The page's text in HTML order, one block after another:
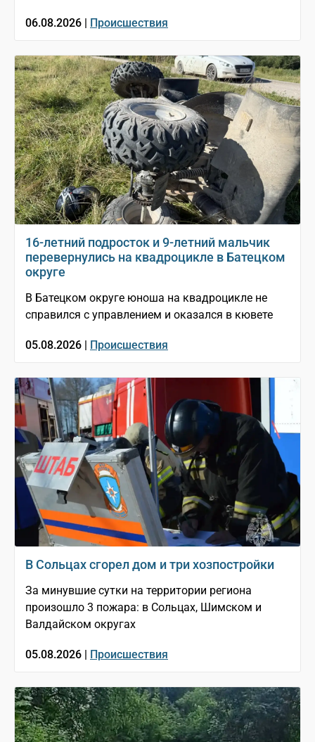
06.08.2026 | Происшествия
16-летний подросток и 9-летний мальчик
перевернулись на квадроцикле в Батецком
округе
В Батецком округе юноша на квадроцикле не
справился с управлением и оказался в кювете
05.08.2026 | Происшествия
В Сольцах сгорел дом и три хозпостройки
За минувшие сутки на территории региона
произошло 3 пожара: в Сольцах, Шимском и
Валдайском округах
05.08.2026 | Происшествия